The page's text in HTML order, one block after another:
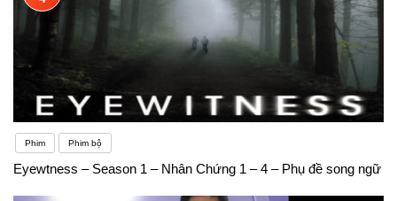
Phim Phim bộ
Eyewtness – Season 1 – Nhân Chứng 1 – 4 – Phụ đề song ngữ